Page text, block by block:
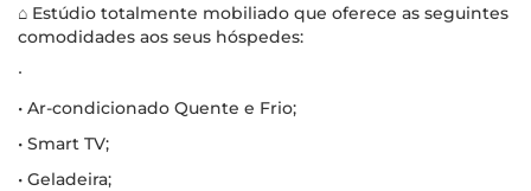
⌂ Estúdio totalmente mobiliado que oferece as seguintes
comodidades aos seus hóspedes:
∙
• Ar-condicionado Quente e Frio;
• Smart TV;
• Geladeira;